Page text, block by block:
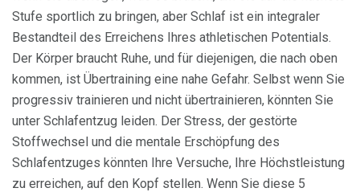
Stufe sportlich zu bringen, aber Schlaf ist ein integraler
Bestandteil des Erreichens Ihres athletischen Potentials.
Der Körper braucht Ruhe, und für diejenigen, die nach oben
kommen, ist Übertraining eine nahe Gefahr. Selbst wenn Sie
progressiv trainieren und nicht übertrainieren, könnten Sie
unter Schlafentzug leiden. Der Stress, der gestörte
Stoffwechsel und die mentale Erschöpfung des
Schlafentzuges könnten Ihre Versuche, Ihre Höchstleistung
zu erreichen, auf den Kopf stellen. Wenn Sie diese 5